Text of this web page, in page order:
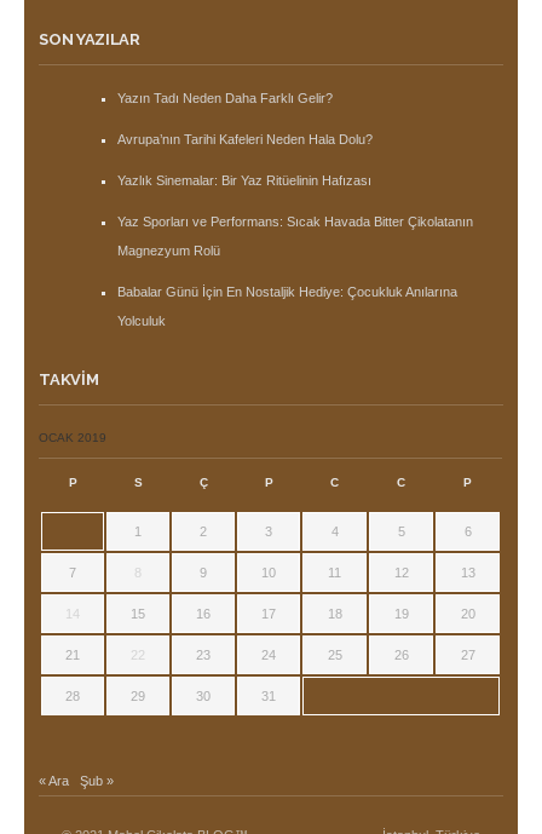
SON YAZILAR
Yazın Tadı Neden Daha Farklı Gelir?
Avrupa’nın Tarihi Kafeleri Neden Hala Dolu?
Yazlık Sinemalar: Bir Yaz Ritüelinin Hafızası
Yaz Sporları ve Performans: Sıcak Havada Bitter Çikolatanın
Magnezyum Rolü
Babalar Günü İçin En Nostaljik Hediye: Çocukluk Anılarına
Yolculuk
TAKVIM
OCAK 2019
P S Ç P C C P
1 2 3 4 5 6
7 8 9 10 11 12 13
14 15 16 17 18 19 20
21 22 23 24 25 26 27
28 29 30 31
« Ara Şub »